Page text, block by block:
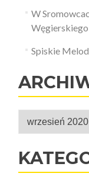
W
Węgierskiego
Spiskie